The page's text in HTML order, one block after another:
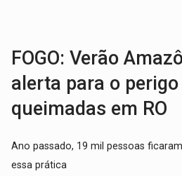
FOGO: Verão
alerta para o
queimadas em RO
Ano passado, 19 mil pessoas
essa prática